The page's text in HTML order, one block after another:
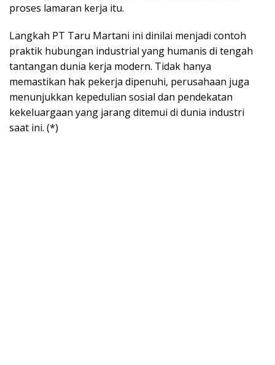
proses lamaran kerja itu.
Langkah PT Taru Martani ini dinilai menjadi contoh
praktik hubungan industrial yang humanis di tengah
tantangan dunia kerja modern. Tidak hanya
memastikan hak pekerja dipenuhi, perusahaan juga
menunjukkan kepedulian sosial dan pendekatan
kekeluargaan yang jarang ditemui di dunia industri
saat ini. (*)